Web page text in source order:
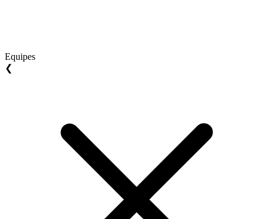
Equipes
❮